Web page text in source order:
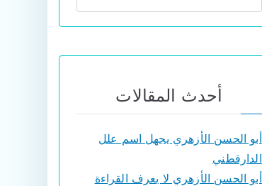
أحدث المقالات
أبو الحسن الأزهري يجهل اسم علل
الدارقطني
أبو الحسن الأزهري لا يعرف القراءة